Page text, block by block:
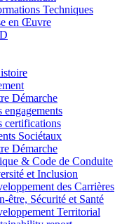
Techniques
en Œuvre
Démarche
engagements
certifications
Sociétaux
Démarche
& Code de Conduite
et Inclusion
des Carrières
être, Sécurité et Santé
Territorial